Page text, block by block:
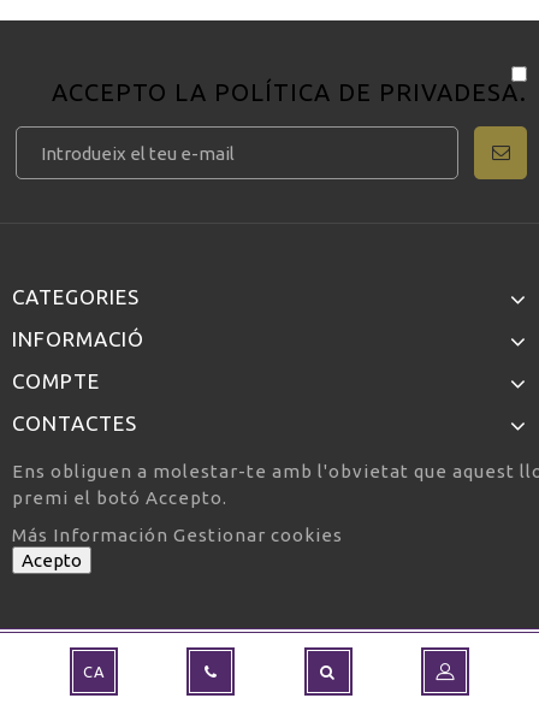
CA
ACCEPTO LA POLÍTICA DE PRIVADESA.
CATEGORIES
INFORMACIÓ
COMPTE
CONTACTES
Ens obliguen a molestar-te amb l'obvietat que aquest
premi el botó Accepto.
Más Información Gestionar cookies
Acepto